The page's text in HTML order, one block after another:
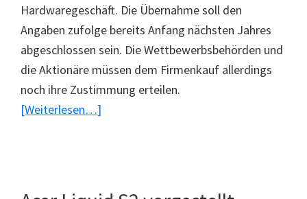
Hardwaregeschäft. Die Übernahme soll den
Angaben zufolge bereits Anfang nächsten Jahres
abgeschlossen sein. Die Wettbewerbsbehörden und
die Aktionäre müssen dem Firmenkauf allerdings
noch ihre Zustimmung erteilen.
[Weiterlesen…]